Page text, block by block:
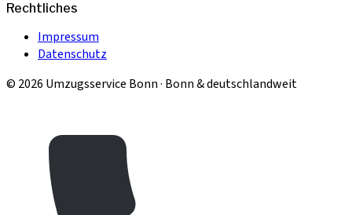
Rechtliches
Impressum
Datenschutz
© 2026 Umzugsservice Bonn · Bonn & deutschlandweit